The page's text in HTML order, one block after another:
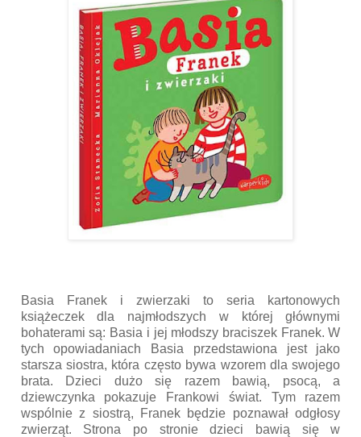
Basia Franek i zwierzaki to seria kartonowych
książeczek dla najmłodszych w której głównymi
bohaterami są: Basia i jej młodszy braciszek Franek. W
tych opowiadaniach Basia przedstawiona jest jako
starsza siostra, która często bywa wzorem dla swojego
brata. Dzieci dużo się razem bawią, psocą, a
dziewczynka pokazuje Frankowi świat. Tym razem
wspólnie z siostrą, Franek będzie poznawał odgłosy
zwierząt. Strona po stronie dzieci bawią się w